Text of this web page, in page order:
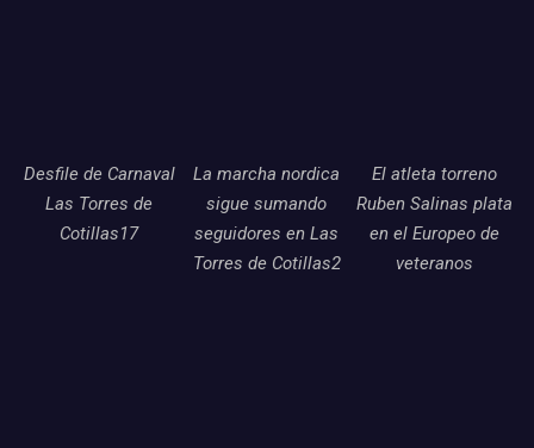
Desfile de Carnaval
Las Torres de
Cotillas17
La marcha nordica
sigue sumando
seguidores en Las
Torres de Cotillas2
El atleta torreno
Ruben Salinas plata
en el Europeo de
veteranos